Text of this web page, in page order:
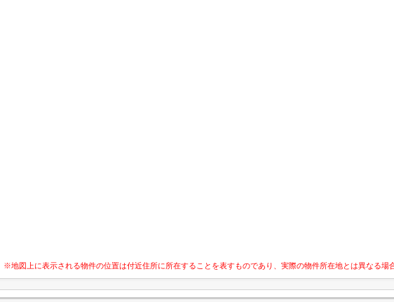
※地図上に表示される物件の位置は付近住所に所在することを表すものであり、実際の物件所在地とは異なる場